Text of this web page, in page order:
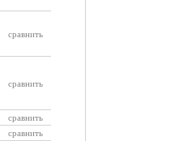
сравнить
сравнить
сравнить
сравнить